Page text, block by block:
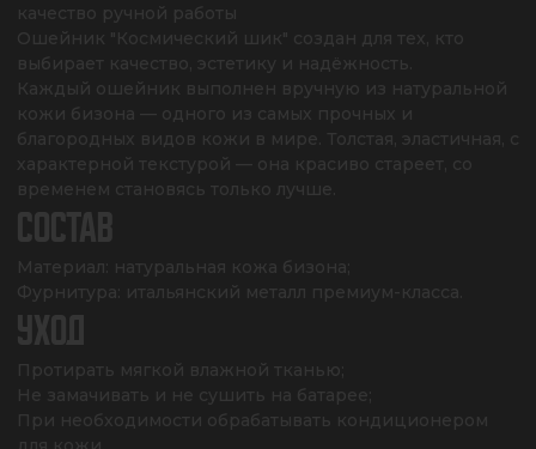
качество ручной работы
Ошейник "Космический шик" создан для тех, кто
выбирает качество, эстетику и надёжность.
Каждый ошейник выполнен вручную из натуральной
кожи бизона — одного из самых прочных и
благородных видов кожи в мире. Толстая, эластичная, с
характерной текстурой — она красиво стареет, со
временем становясь только лучше.
СОСТАВ
Материал: натуральная кожа бизона;
Фурнитура: итальянский металл премиум-класса.
УХОД
Протирать мягкой влажной тканью;
Не замачивать и не сушить на батарее;
При необходимости обрабатывать кондиционером